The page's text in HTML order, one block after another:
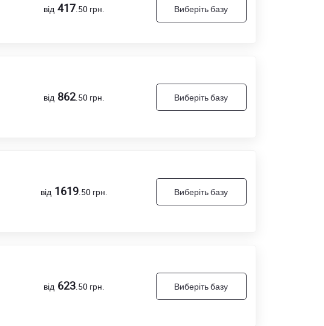
від 417.50 грн. Виберіть базу
від 862.50 грн. Виберіть базу
від 1619 .50 грн. Виберіть базу
від 623 .50 грн. Виберіть базу